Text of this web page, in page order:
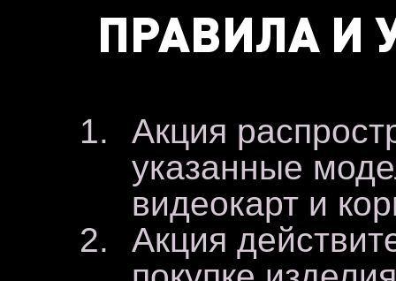
ПРАВИЛА И
Акция
указанные
видеокарт и
Акция